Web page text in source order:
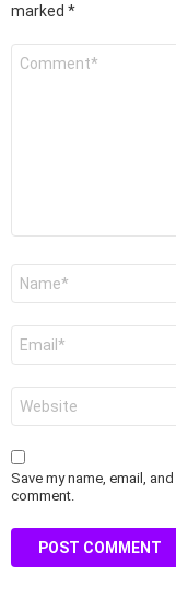
marked *
Save my name, email,
comment.